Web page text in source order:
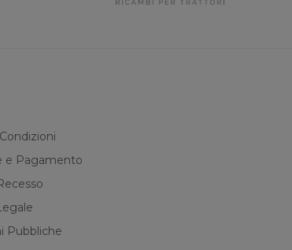
e Pagamento
Pubbliche